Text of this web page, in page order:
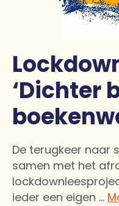
‘Dichter
De terugkeer naar
samen met het
ieder een eigen …